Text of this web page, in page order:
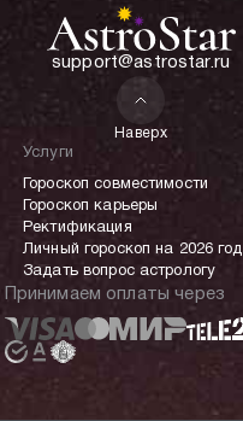
support@astrostar.ru
Наверх
Услуги
Гороскоп совместимости
Гороскоп карьеры
Ректификация
Личный гороскоп на 2026 год
Задать вопрос астрологу
Принимаем оплаты через